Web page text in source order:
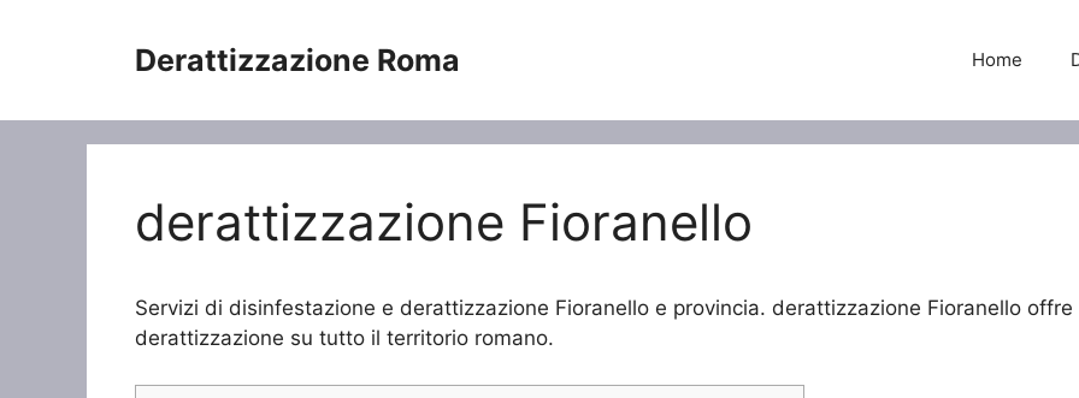
Derattizzazione Roma Home
derattizzazione Fioranello
Servizi di disinfestazione e derattizzazione Fioranello e provincia. derattizzazione Fioranello
derattizzazione su tutto il territorio romano.